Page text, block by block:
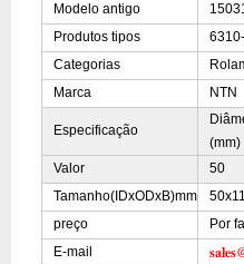
Modelo antigo
Produtos tipos
Categorias
Marca
NTN
Especificação
(mm)
Valor 50
Tamanho(IDxODxB)mm
preço
Por
E-mail